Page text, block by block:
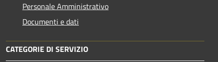
Personale Amministrativo
Documenti e dati
CATEGORIE DI SERVIZIO